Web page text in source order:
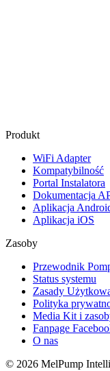
Produkt
WiFi Adapter
Kompatybilność
Portal Instalatora
Dokumentacja
Aplikacja
Aplikacja iOS
Zasoby
Przewodnik
Status systemu
Zasady
Polityka
Media Kit i
Fanpage
O nas
© 2026 MelPump